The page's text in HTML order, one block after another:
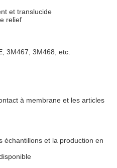
et translucide
relief
3M467, 3M468, etc.
à membrane et les articles
échantillons et la production en